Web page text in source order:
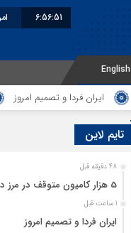
6:56:51
English
ایران فردا و تصمیم امروز
تایم لاین
48 دقیقه قبل
5 هزار کامیون متوقف در مرز دوغارون؛ ترانزیت ایران در آزمون بزرگ
1 ساعت قبل
ایران فردا و تصمیم امروز